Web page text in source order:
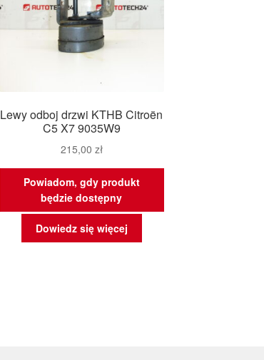
Lewy odboj drzwi KTHB Citroën
C5 X7 9035W9
215,00 zł
Powiadom, gdy produkt
będzie dostępny
Dowiedz się więcej